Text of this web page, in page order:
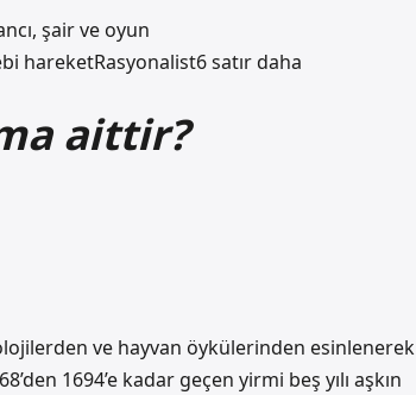
şair ve oyun
hareketRasyonalist6 satır daha
aittir?
ve hayvan öykülerinden esinlenerek
1694’e kadar geçen yirmi beş yılı aşkın